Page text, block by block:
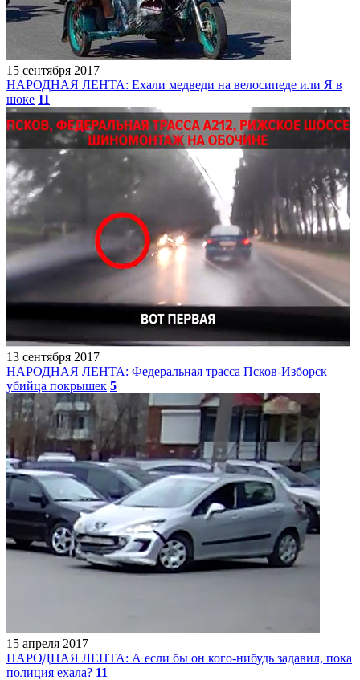
15 сентября 2017
НАРОДНАЯ ЛЕНТА: Ехали медведи на велосипеде или Я в
шоке 11
13 сентября 2017
НАРОДНАЯ ЛЕНТА: Федеральная трасса Псков-Изборск —
убийца покрышек 5
15 апреля 2017
НАРОДНАЯ ЛЕНТА: А если бы он кого-нибудь задавил, пока
полиция ехала? 11